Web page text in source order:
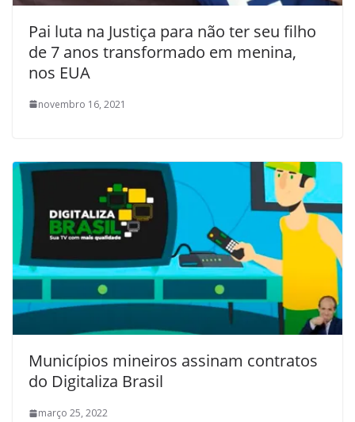
Pai luta na Justiça para não ter seu filho
de 7 anos transformado em menina,
nos EUA
novembro 16, 2021
Municípios mineiros assinam contratos
do Digitaliza Brasil
março 25, 2022